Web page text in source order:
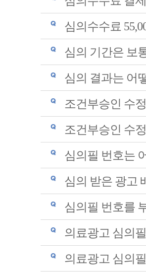
심의수수료
심의 기간은 보
심의 결과는 어
조건부승인 수
조건부승인 수
심의필 번호는
심의 받은 광고
심의필 번호를
의료광고 심의
의료광고 심의